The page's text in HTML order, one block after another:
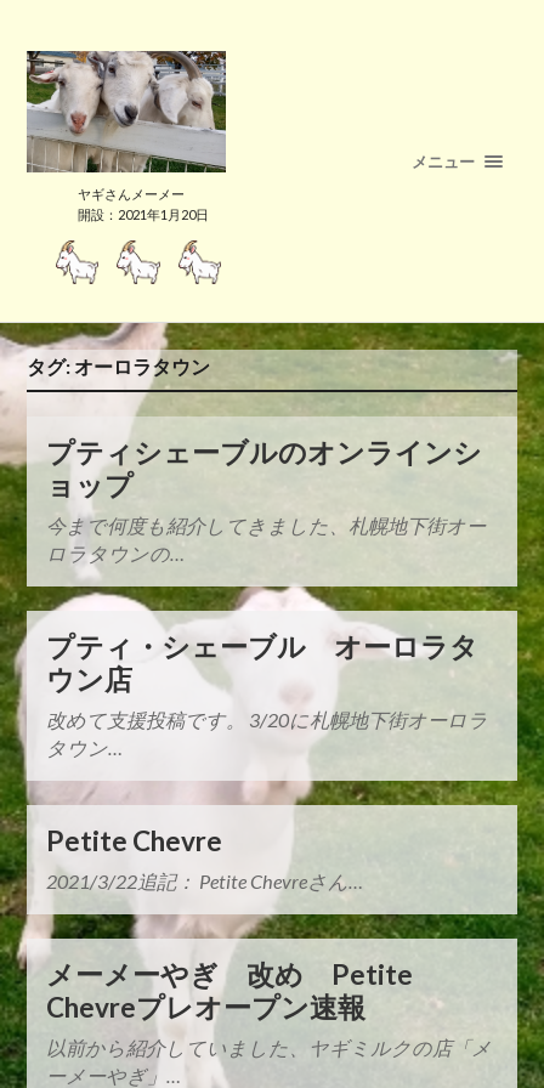
ヤギさんメーメー
開設：2021年1月20日
メニュー
タグ:オーロラタウン
プティシェーブルのオンラインシ
ョップ
今まで何度も紹介してきました、札幌地下街オー
ロラタウンの…
プティ・シェーブル オーロラタ
ウン店
改めて支援投稿です。 3/20に札幌地下街オーロラ
タウン…
Petite Chevre
2021/3/22追記： Petite Chevreさん…
メーメーやぎ 改め Petite
Chevreプレオープン速報
以前から紹介していました、ヤギミルクの店「メ
ーメーやぎ」…